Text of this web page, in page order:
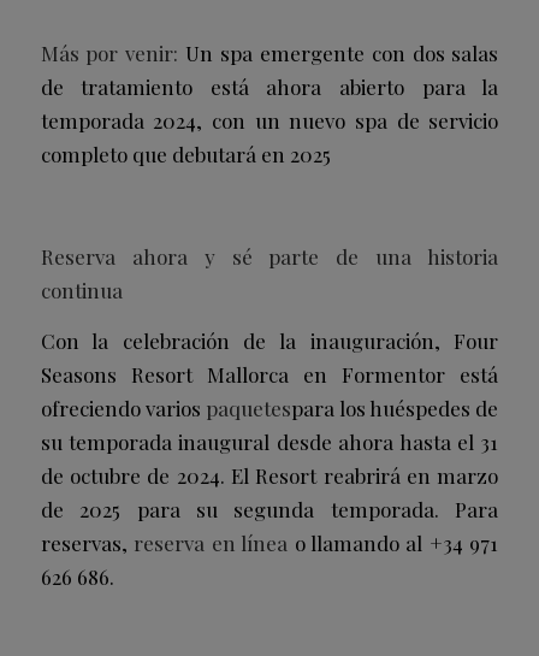
Más por venir: Un spa emergente con dos salas
de tratamiento está ahora abierto para la
temporada 2024, con un nuevo spa de servicio
completo que debutará en 2025
Reserva ahora y sé parte de una historia
continua
Con la celebración de la inauguración, Four
Seasons Resort Mallorca en Formentor está
ofreciendo varios paquetespara los huéspedes de
su temporada inaugural desde ahora hasta el 31
de octubre de 2024. El Resort reabrirá en marzo
de 2025 para su segunda temporada. Para
reservas, reserva en línea o llamando al +34 971
626 686.